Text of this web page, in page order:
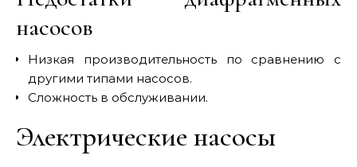
насосов
Низкая производительность по сравнению с
другими типами насосов.
Сложность в обслуживании.
Электрические насосы